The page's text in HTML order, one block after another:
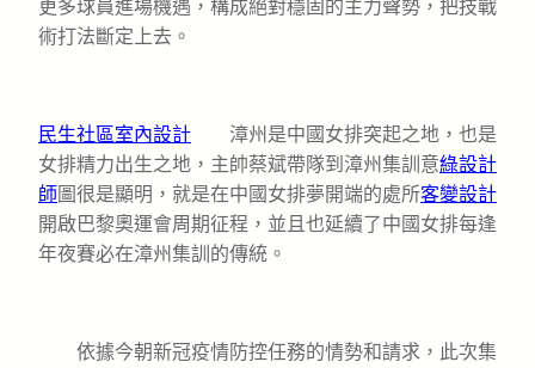
更多球員進場機遇，構成絕對穩固的主力聲勢，把技戰
術打法斷定上去。
民生社區室內設計 漳州是中國女排突起之地，也是
女排精力出生之地，主帥蔡斌帶隊到漳州集訓意綠設計
師圖很是顯明，就是在中國女排夢開端的處所客變設計
開啟巴黎奧運會周期征程，並且也延續了中國女排每逢
年夜賽必在漳州集訓的傳統。
依據今朝新冠疫情防控任務的情勢和請求，此次集